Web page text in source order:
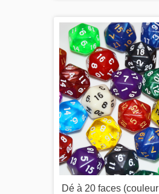
Dé à 20 faces (couleur